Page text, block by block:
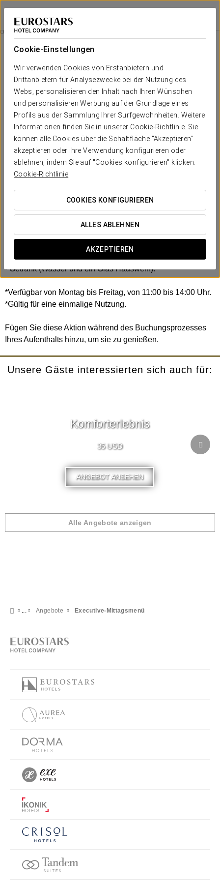
Cookie-Einstellungen
Wir verwenden Cookies von Erstanbietern und
Drittanbietern für Analysezwecke bei der Nutzung des
Webs, personalisieren den Inhalt nach Ihren Wünschen
und personalisieren Werbung auf der Grundlage eines
Profils aus der Sammlung Ihrer Surfgewohnheiten. Weitere
Informationen finden Sie in unserer Cookie-Richtlinie. Sie
können alle Cookies über die Schaltfläche "Akzeptieren"
akzeptieren oder ihre Verwendung konfigurieren oder
ablehnen, indem Sie auf "Cookies konfigurieren" klicken.
Cookie-Richtlinie
COOKIES KONFIGURIEREN
ALLES ABLEHNEN
AKZEPTIEREN
Claridge Hotel
BUENOS AIRES
Executive-Mittagsmenü
15 USD + MwSt
Executive-Mittagsmenü
mit unserem Tagesmenü.
- Vorspeise.
- Dessert.
- Getränk (Wasser und ein Glas Hauswein).
*Verfügbar von Montag bis Freitag, von 11:00 bis 14:00 Uhr.
*Gültig für eine einmalige Nutzung.
Fügen Sie diese Aktion während des Buchungsprozesses
Ihres Aufenthalts hinzu, um sie zu genießen.
Unsere Gäste interessierten sich auch für:
Komforterlebnis
35 USD
ANGEBOT ANSEHEN
Alle Angebote anzeigen
Angebote Executive-Mittagsmenü